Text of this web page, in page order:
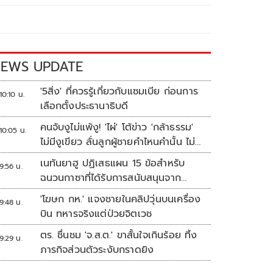
UPDATE
น.
'5สิ่ง' ที่ควรรู้เกี่ยวกับแซมเบีย ก่อนการ
เลือกตั้งประธานาธิบดี
น.
คนจับงูไม่แพ้งู! 'ไผ่' โต้ข่าว 'กล้าธรรม'
ไม่มีงูเขียว ลั่นลูกผู้ชายคำไหนคำนั้น ไม่
เล่นหลายหน้า
น.
เนทันยาฮู ปฏิเสธแผน 15 ข้อสำหรับ
ฉนวนกาซาที่ได้รับการสนับสนุนจาก
ทรัมป์
น.
'โฆษก กห.' แจงชายในคลิปวุ่นบนเครื่อง
บิน ทหารจริงแต่ป่วยจิตเวช
น.
ตร. ชื่นชม 'จ.ส.ต.' ขาสั้นใจเกินร้อย ทิ้ง
ภารกิจส่วนตัวระงับกราดยิง